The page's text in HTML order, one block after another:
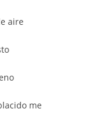
aire
me